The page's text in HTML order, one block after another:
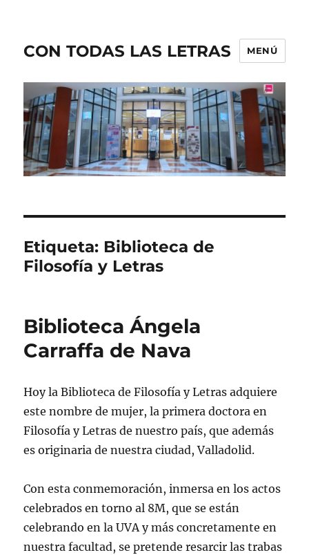
CON TODAS LAS LETRAS MENÚ
Etiqueta: Biblioteca de
Filosofía y Letras
Biblioteca Ángela
Carraffa de Nava
Hoy la Biblioteca de Filosofía y Letras adquiere
este nombre de mujer, la primera doctora en
Filosofía y Letras de nuestro país, que además
es originaria de nuestra ciudad, Valladolid.
Con esta conmemoración, inmersa en los actos
celebrados en torno al 8M, que se están
celebrando en la UVA y más concretamente en
nuestra facultad, se pretende resarcir las trabas